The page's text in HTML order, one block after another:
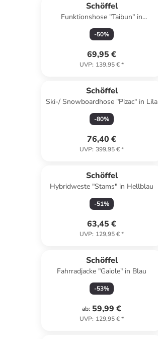
Schöffel
Funktionshose "Taibun" in
Dunkelblau
-50%
69,95 €
UVP: 139,95 €*
Schöffel
Ski-/ Snowboardhose "Pizac" in Lila
-80%
76,40 €
UVP: 399,95 €*
Schöffel
Hybridweste "Stams" in Hellblau
-51%
63,45 €
UVP: 129,95 €*
Schöffel
Fahrradjacke "Gaiole" in Blau
-53%
ab: 59,99 €
UVP: 129,95 €*